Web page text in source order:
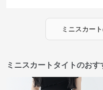
ミニスカート
ミニスカートタイトのおす